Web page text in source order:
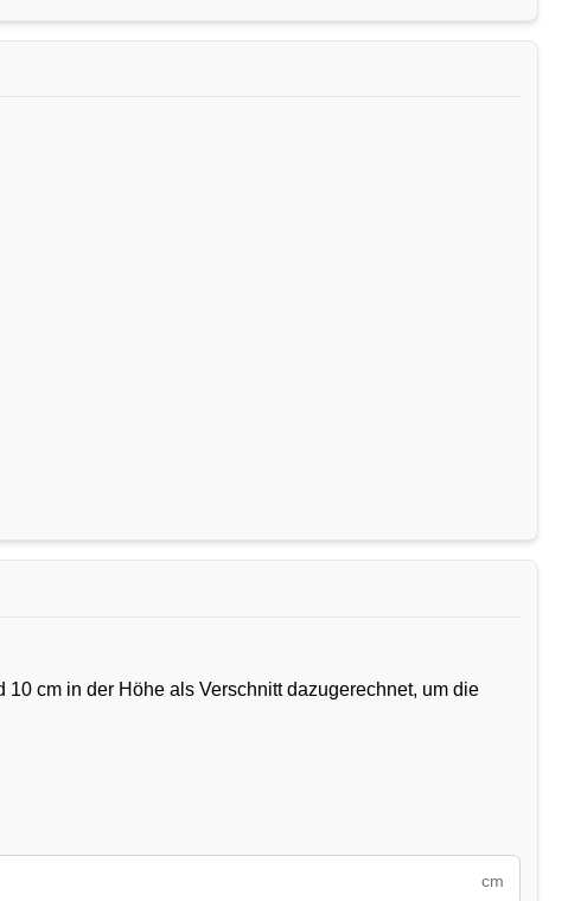
cm in der Höhe als Verschnitt dazugerechnet, um die
cm